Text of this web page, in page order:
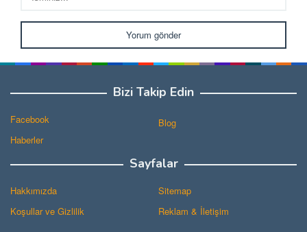
Bizi Takip Edin
Facebook
Haberler
Blog
Sayfalar
Hakkımızda
Koşullar ve Gizlilik
Sitemap
Reklam & İletişim